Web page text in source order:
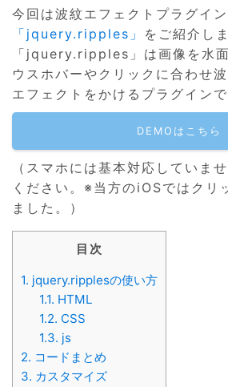
今回は波紋エフェクトプラグイン
「jquery.ripples」 をご紹介しま
「jquery.ripples」は画像を水
ウスホバーやクリックに合わせ
エフェクトをかけるプラグインで
DEMOはこちら
（スマホには基本対応していま
ください。※当方のiOSではクリ
ました。）
目次
1. jquery.ripplesの使い方
1.1. HTML
1.2. CSS
1.3. js
2. コードまとめ
3. カスタマイズ